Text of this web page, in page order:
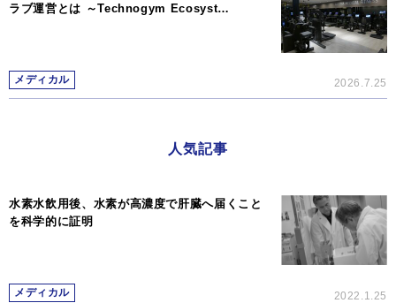
ラブ運営とは ～Technogym Ecosyst…
メディカル 2026.7.25
人気記事
水素水飲用後、水素が高濃度で肝臓へ届くこと
を科学的に証明
メディカル 2022.1.25